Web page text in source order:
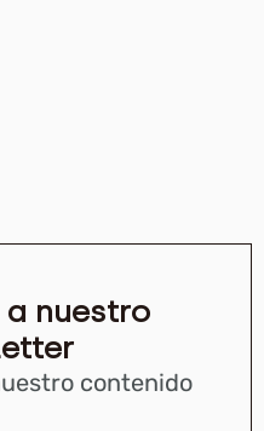
a nuestro
contenido